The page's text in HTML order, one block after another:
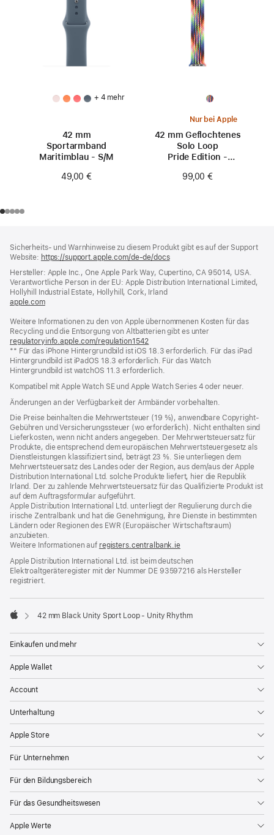
+ 4 mehr
42 mm
Sportarmband
Maritimblau - S/M
49,00 €
Nur bei Apple
42 mm Geflochtenes
Solo Loop
Pride Edition -
99,00 €
Sicherheits- und Warnhinweise zu diesem Produkt gibt es auf der Support
Website: https://support.apple.com/de-de/docs(öffnet
neues
Fenster)
Hersteller: Apple Inc., One Apple Park Way, Cupertino, CA 95014, USA.
Verantwortliche Person in der EU: Apple Distribution International Limited,
Hollyhill Industrial Estate, Hollyhill, Cork, Irland
apple.com(öffnet
neues
Fenster)
Weitere Informationen zu den von Apple übernommenen Kosten für das
Recycling und die Entsorgung von Altbatterien gibt es unter
regulatoryinfo.apple.com/regulation1542
ein
neues
Fenster)
** Für das iPhone Hintergrundbild ist iOS 18.3 erforderlich. Für das iPad
Hintergrundbild ist iPadOS 18.3 erforderlich. Für das Watch
Hintergrundbild ist watchOS 11.3 erforderlich.
Kompatibel mit Apple Watch SE und Apple Watch Series 4 oder neuer.
Änderungen an der Verfügbarkeit der Armbänder vorbehalten.
Die Preise beinhalten die Mehrwertsteuer (19 %), anwendbare Copyright-
Gebühren und Versicherungssteuer (wo erforderlich). Nicht enthalten sind
Lieferkosten, wenn nicht anders angegeben. Der Mehrwertsteuersatz für
Produkte, die entsprechend dem europäischen Mehrwertsteuergesetz als
Dienstleistungen klassifiziert sind, beträgt 23 %. Sie unterliegen dem
Mehrwertsteuersatz des Landes oder der Region, aus dem/aus der Apple
Distribution International Ltd. solche Produkte liefert, hier die Republik
Irland. Der zu zahlende Mehrwertsteuersatz für das Qualifizierte Produkt ist
auf dem Auftragsformular aufgeführt.
Apple Distribution International Ltd. unterliegt der Regulierung durch die
irische Zentralbank und hat die Genehmigung, ihre Dienste in bestimmten
Ländern oder Regionen des EWR (Europäischer Wirtschaftsraum)
anzubieten.
Weitere Informationen auf registers.centralbank.ie
Apple Distribution International Ltd. ist beim deutschen
Elektroaltgeräteregister mit der Nummer DE 93597216 als Hersteller
registriert.
42 mm Black Unity Sport Loop - Unity Rhythm
Einkaufen und mehr
Apple Wallet
Account
Unterhaltung
Apple Store
Für Unternehmen
Für den Bildungsbereich
Für das Gesundheitswesen
Apple Werte